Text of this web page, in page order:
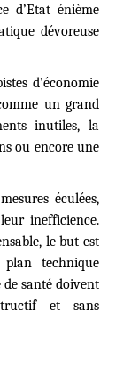
d’Etat énième
dévoreuse
d’économie
un grand
inutiles, la
ou encore une
éculées,
inefficience.
le but est
technique
de santé doivent
et sans